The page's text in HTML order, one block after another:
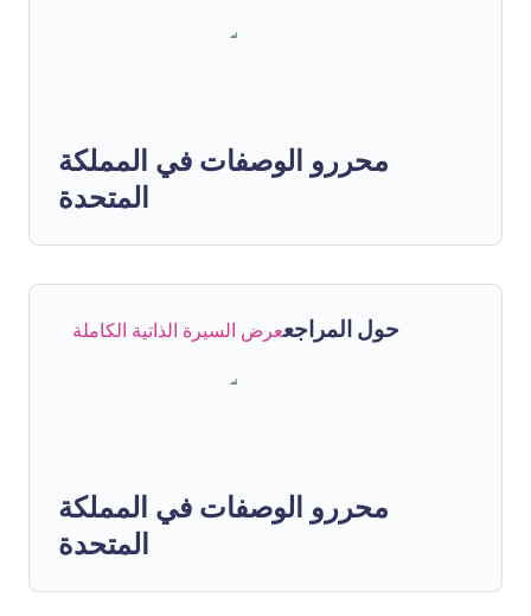
محررو الوصفات في المملكة
المتحدة
حول المراجععرض السيرة الذاتية الكاملة
محررو الوصفات في المملكة
المتحدة